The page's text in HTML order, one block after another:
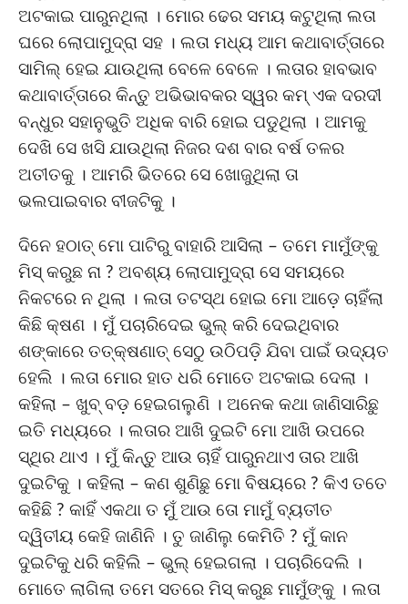
ଅଟକାଇ ପାରୁନଥିଲା । ମୋର ଢେର ସମୟ କଟୁଥିଲା ଲତା
ଘରେ ଲୋପାମୁଦ୍ରା ସହ । ଲତା ମଧ୍ୟ ଆମ କଥାବାର୍ତ୍ତାରେ
ସାମିଲ୍ ହେଇ ଯାଉଥିଲା ବେଳେ ବେଳେ । ଲତାର ହାବଭାବ
କଥାବାର୍ତ୍ତାରେ କିନ୍ତୁ ଅଭିଭାବକର ସ୍ୱର କମ୍ ଏକ ଦରଦୀ
ବନ୍ଧୁର ସହାନୁଭୁତି ଅଧିକ ବାରି ହୋଇ ପଡୁଥିଲା । ଆମକୁ
ଦେଖି ସେ ଖସି ଯାଉଥିଲା ନିଜର ଦଶ ବାର ବର୍ଷ ତଳର
ଅତୀତକୁ । ଆମରି ଭିତରେ ସେ ଖୋଜୁଥିଲା ତା
ଭଲପାଇବାର ବୀଜଟିକୁ ।
ଦିନେ ହଠାତ୍ ମୋ ପାଟିରୁ ବାହାରି ଆସିଲା – ତମେ ମାମୁଁଙ୍କୁ
ମିସ୍ କରୁଛ ନା ? ଅବଶ୍ୟ ଲୋପାମୁଦ୍ରା ସେ ସମୟରେ
ନିକଟରେ ନ ଥିଲା । ଲତା ତଟସ୍ଥ ହୋଇ ମୋ ଆଡ଼େ ଚାହିଁଲା
କିଛି କ୍ଷଣ । ମୁଁ ପଚାରିଦେଇ ଭୁଲ୍ କରି ଦେଇଥିବାର
ଶଙ୍କାରେ ତତ୍‌କ୍ଷଣାତ୍ ସେଠୁ ଉଠିପଡ଼ି ଯିବା ପାଇଁ ଉଦ୍ୟତ
ହେଲି । ଲତା ମୋର ହାତ ଧରି ମୋତେ ଅଟକାଇ ଦେଲା ।
କହିଲା – ଖୁବ୍ ବଡ଼ ହେଇଗଲୁଣି । ଅନେକ କଥା ଜାଣିସାରିଛୁ
ଇତି ମଧ୍ୟରେ । ଲତାର ଆଖି ଦୁଇଟି ମୋ ଆଖି ଉପରେ
ସ୍ଥିର ଥାଏ । ମୁଁ କିନ୍ତୁ ଆଉ ଚାହିଁ ପାରୁନଥାଏ ତାର ଆଖି
ଦୁଇଟିକୁ । କହିଲା – କଣ ଶୁଣିଛୁ ମୋ ବିଷୟରେ ? କିଏ ତତେ
କହିଛି ? କାହିଁ ଏକଥା ତ ମୁଁ ଆଉ ତୋ ମାମୁଁ ବ୍ୟତୀତ
ଦ୍ୱିତୀୟ କେହି ଜାଣିନି । ତୁ ଜାଣିଲୁ କେମିତି ? ମୁଁ କାନ
ଦୁଇଟିକୁ ଧରି କହିଲି – ଭୁଲ୍ ହେଇଗଲା । ପଚାରିଦେଲି ।
ମୋତେ ଲାଗିଲା ତମେ ସତରେ ମିସ୍ କରୁଛ ମାମୁଁଙ୍କୁ । ଲତା